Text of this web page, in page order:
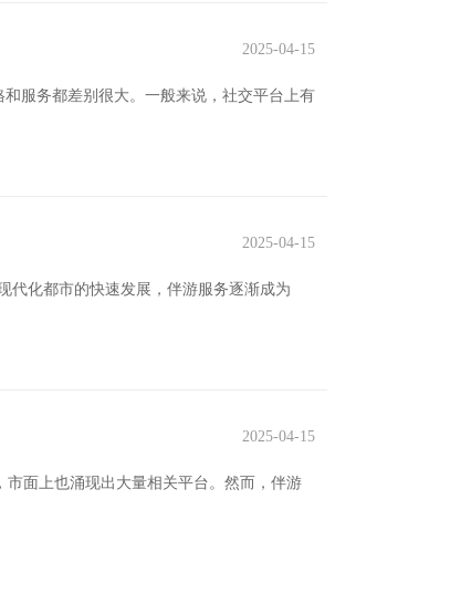
2025-04-15
服务都差别很大。一般来说，社交平台上有
2025-04-15
化都市的快速发展，伴游服务逐渐成为
2025-04-15
面上也涌现出大量相关平台。然而，伴游